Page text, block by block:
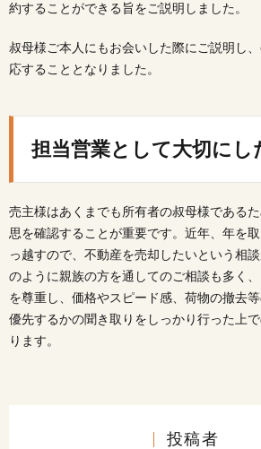
約することができる旨をご説明しました。
叔母様ご本人にもお会いした際にご説明し
応することとなりました。
担当営業として大切にし
売主様はあくまでも所有者の叔母様である
思を確認することが重要です。近年、年を
っ越すので、不動産を売却したいという相
のように親族の方を通してのご相談も多く
を尊重し、価格やスピード感、荷物の撤去
優先するかの聞き取りをしっかり行った上
ります。
投稿者